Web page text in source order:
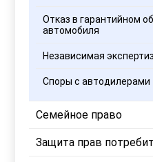
Отказ в гарантийном
автомобиля
Независимая
Споры с автодилерами
Семейное право
Защита прав